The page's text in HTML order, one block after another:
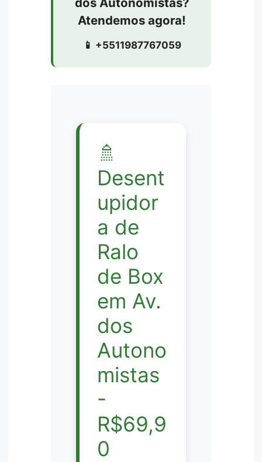
Atendemos agora!
📱 +5511987767059
🚿
Desent
upidor
a de
Ralo
de Box
em Av.
dos
Autono
mistas
-
R$69,9
0